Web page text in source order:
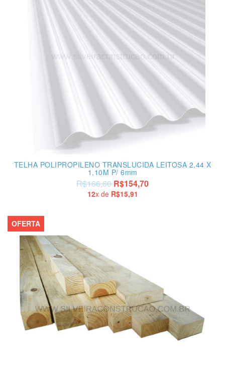
TELHA POLIPROPILENO TRANSLUCIDA LEITOSA 2,44 X
1,10M P/ 6mm
R$166,60 R$154,70
12x de R$15,91
OFERTA